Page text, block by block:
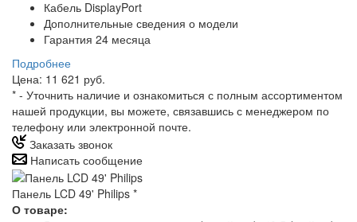
Кабель DisplayPort
Дополнительные сведения о модели
Гарантия 24 месяца
Подробнее
Цена: 11 621 руб.
* - Уточнить наличие и ознакомиться с полным ассортиментом
нашей продукции, вы можете, связавшись с менеджером по
телефону или электронной почте.
Заказать звонок
Написать сообщение
Панель LCD 49' Philips *
О товаре: